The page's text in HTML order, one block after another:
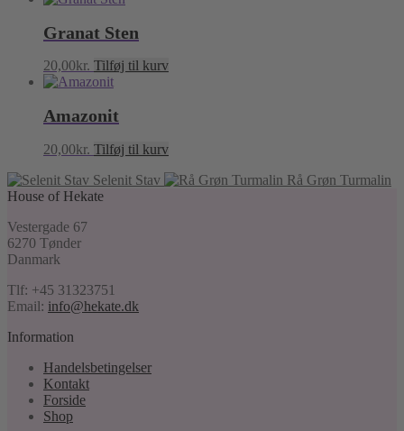
Granat Sten
20,00kr. Tilføj til kurv
Amazonit
20,00kr. Tilføj til kurv
Selenit Stav
Rå Grøn Turmalin
House of Hekate
Vestergade 67
6270 Tønder
Danmark
Tlf: +45 31323751
Email: info@hekate.dk
Information
Handelsbetingelser
Kontakt
Forside
Shop